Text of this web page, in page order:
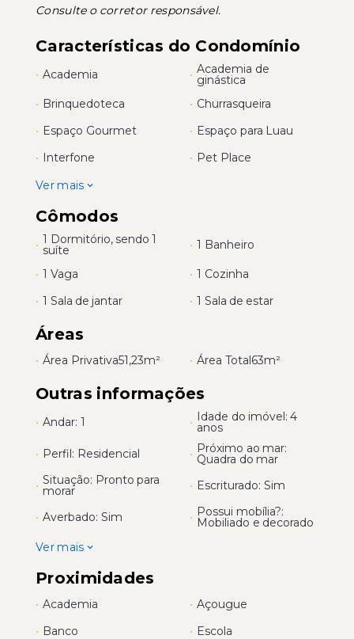
Consulte o corretor responsável.
Características do Condomínio
• Academia • Academia de
ginástica
• Brinquedoteca • Churrasqueira
• Espaço Gourmet • Espaço para Luau
• Interfone • Pet Place
Ver mais
Cômodos
• 1 Dormitório, sendo 1
suíte • 1 Banheiro
• 1 Vaga • 1 Cozinha
• 1 Sala de jantar • 1 Sala de estar
Áreas
• Área Privativa51,23m² • Área Total63m²
Outras informações
• Andar: 1 • Idade do imóvel: 4
anos
• Perfil: Residencial • Próximo ao mar:
Quadra do mar
• Situação: Pronto para
morar • Escriturado: Sim
• Averbado: Sim • Possui mobília?:
Mobiliado e decorado
Ver mais
Proximidades
• Academia • Açougue
• Banco • Escola